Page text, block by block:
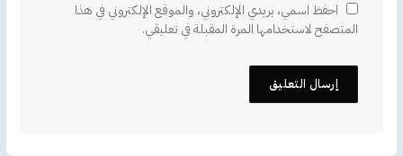
احفظ اسمي، بريدي الإلكتروني، والموقع الإلكتروني في هذا
المتصفح لاستخدامها المرة المقبلة في تعليقي.